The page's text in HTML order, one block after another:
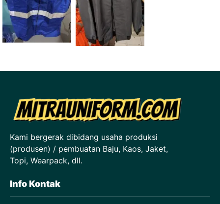
Kami bergerak dibidang usaha produksi
(produsen) / pembuatan Baju, Kaos, Jaket,
Topi, Wearpack, dll.
Info Kontak